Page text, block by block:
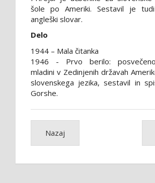
šole po Ameriki. Sestavil je
angleški slovar.
Delo
1944 – Mala čitanka
1946 - Prvo berilo:
mladini v Zedinjenih državah
slovenskega jezika, sestavil in
Gorshe.
Nazaj